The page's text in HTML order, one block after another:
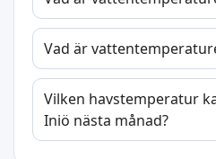
Vad är
Vilken havstemperatur
Iniö nästa månad?